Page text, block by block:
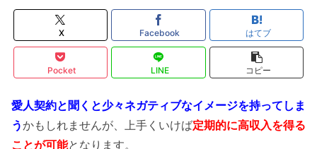
X Facebook はてブ
Pocket LINE コピー
愛人契約と聞くと少々ネガティブなイメージを持ってしま
うかもしれませんが、上手くいけば定期的に高収入を得る
ことが可能となります。